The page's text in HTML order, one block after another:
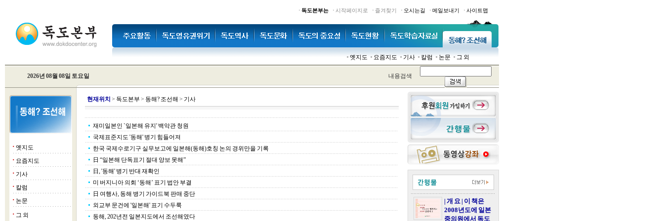
· 독도본부는 · 시작페이지로 · 즐겨찾기 · 오시는길 · 메일보내기 · 사이트맵
옛지도 요즘지도 기사 칼럼 논문 그 외
2026년 08월 08일 토요일 내용검색
■ 옛지도
■ 요즘지도
■ 기사
■ 칼럼
■ 논문
■ 그 외
현재위치 > 독도본부 > 동해? 조선해 > 기사
재미일본인 `일본해 유지' 백악관 청원
국제표준지도 '동해' 병기 힘들어져
한국 국제수로기구 실무보고에 일본해(동해)호칭 논의 경위만을 기록
日 “일본해 단독표기 절대 양보 못해”
日, '동해' 병기 반대 재확인
미 버지니아 의회 ‘동해’ 표기 법안 부결
日 여행사, 동해 병기 가이드북 판매 중단
외교부 문건에 '일본해' 표기 수두룩
동해, 202년전 일본지도에서 조선해였다
| 개 요 | 이 책은
2008년도에 일본
중의원에서 독도